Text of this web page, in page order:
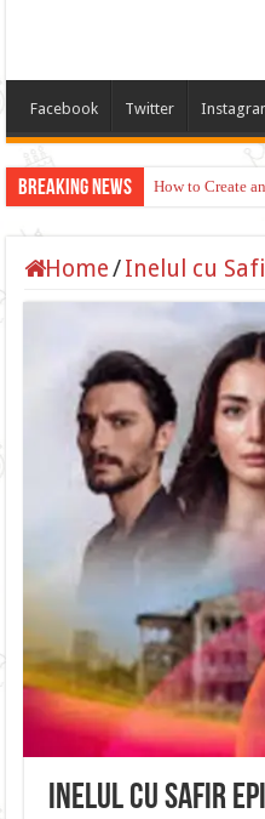
Facebook Twitter
Breaking News How to Create
Home/Inelul cu
Inelul cu Safir